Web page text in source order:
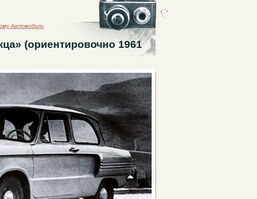
Автомобили
(ориентировочно 1961